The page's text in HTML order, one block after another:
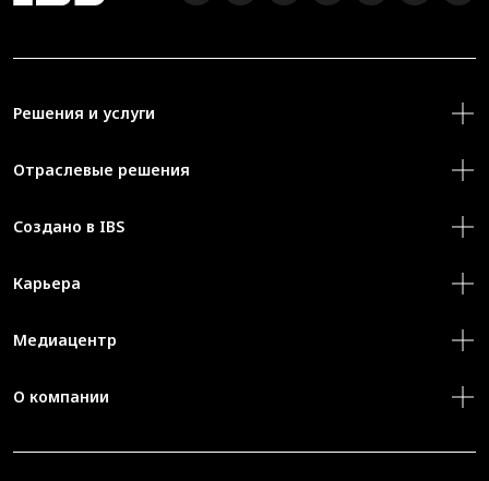
Решения и услуги
Отраслевые решения
Создано в IBS
Карьера
Медиацентр
О компании